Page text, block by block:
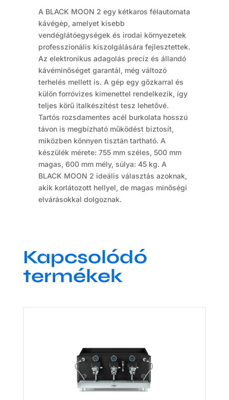
A BLACK MOON 2 egy kétkaros félautomata
kávégép, amelyet kisebb
vendéglátóegységek és irodai környezetek
professzionális kiszolgálására fejlesztettek.
Az elektronikus adagolás precíz és állandó
kávéminőséget garantál, még változó
terhelés mellett is. A gép egy gőzkarral és
külön forróvizes kimenettel rendelkezik, így
teljes körű italkészítést tesz lehetővé.
Tartós rozsdamentes acél burkolata hosszú
távon is megbízható működést biztosít,
miközben könnyen tisztán tartható. A
készülék mérete: 755 mm széles, 500 mm
magas, 600 mm mély, súlya: 45 kg. A
BLACK MOON 2 ideális választás azoknak,
akik korlátozott hellyel, de magas minőségi
elvárásokkal dolgoznak.
Kapcsolódó
termékek